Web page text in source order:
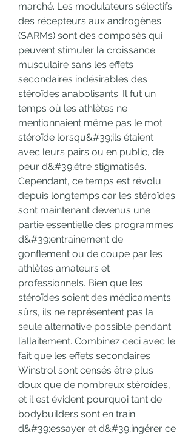
marché. Les modulateurs sélectifs
des récepteurs aux androgènes
(SARMs) sont des composés qui
peuvent stimuler la croissance
musculaire sans les effets
secondaires indésirables des
stéroïdes anabolisants. Il fut un
temps où les athlètes ne
mentionnaient même pas le mot
stéroïde lorsqu&#39;ils étaient
avec leurs pairs ou en public, de
peur d&#39;être stigmatisés.
Cependant, ce temps est révolu
depuis longtemps car les stéroïdes
sont maintenant devenus une
partie essentielle des programmes
d&#39;entraînement de
gonflement ou de coupe par les
athlètes amateurs et
professionnels. Bien que les
stéroïdes soient des médicaments
sûrs, ils ne représentent pas la
seule alternative possible pendant
l’allaitement. Combinez ceci avec le
fait que les effets secondaires
Winstrol sont censés être plus
doux que de nombreux stéroïdes,
et il est évident pourquoi tant de
bodybuilders sont en train
d&#39;essayer et d&#39;ingérer ce